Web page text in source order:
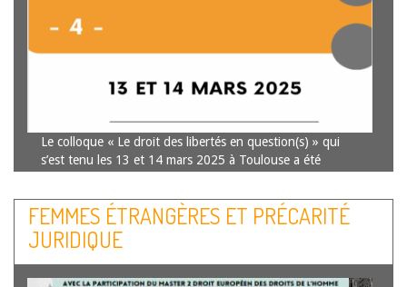
Le colloque « Le droit des libertés en question(s) » qui
s’est tenu les 13 et 14 mars 2025 à Toulouse a été
perspectives de chercheurs de toutes obédiences
scientifiques, d’approfondir…Lire la suite
FEMMES ÉTRANGÈRES ET PRÉCARITÉ
JURIDIQUE